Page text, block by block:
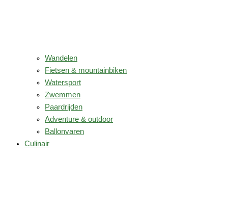
Wandelen
Fietsen & mountainbiken
Watersport
Zwemmen
Paardrijden
Adventure & outdoor
Ballonvaren
Culinair